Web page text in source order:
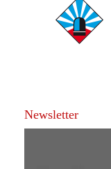
Newsletter